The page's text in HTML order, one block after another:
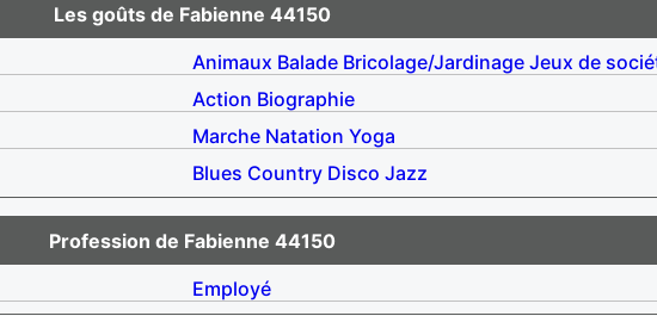
Les goûts de Fabienne 44150
Animaux Balade Bricolage/Jardinage Jeux de
Action Biographie
Marche Natation Yoga
Blues Country Disco Jazz
Profession de Fabienne 44150
Employé